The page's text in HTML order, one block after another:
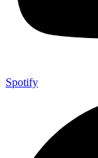
Spotify